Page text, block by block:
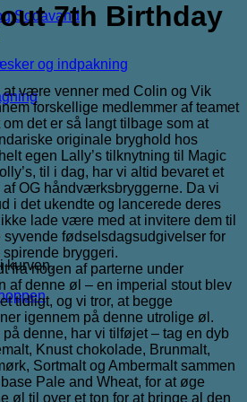
Sodavand
og indpakning
kurven.
7th Birthday
være venner med Colin og Vik
forskellige medlemmer af teamet
om det er så langt tilbage som at
originale bryghold hos
egen Lally’s tilknytning til Magic
til i dag, har vi altid bevaret et
​​OG håndværksbryggerne. Da vi
i det ukendte og lancerede deres
lade være med at invitere dem til
fødselsdagsudgivelser for
bryggeri.
fra nogen af ​​parterne under
af ​​denne øl – en imperial stout blev
tidligt, og vi tror, ​​at begge
igennem på denne utrolige øl.
denne, har vi tilføjet – tag en dyb
Knust chokolade, Brunmalt,
Sortmalt og Ambermalt sammen
Pale and Wheat, for at øge
øl til over et ton for at bringe al den